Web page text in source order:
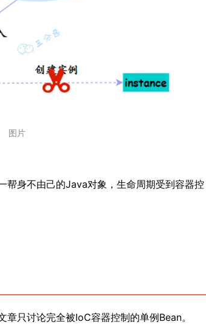
图片
帮身不由己的Java对象，生命周期受到容器控
只讨论完全被IoC容器控制的单例Bean。